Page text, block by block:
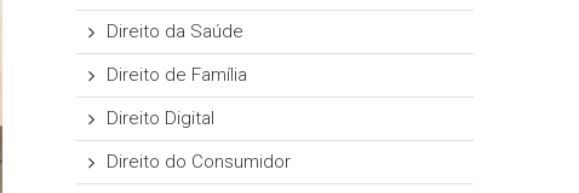
Direito da Saúde
Direito de Família
Direito Digital
Direito do Consumidor